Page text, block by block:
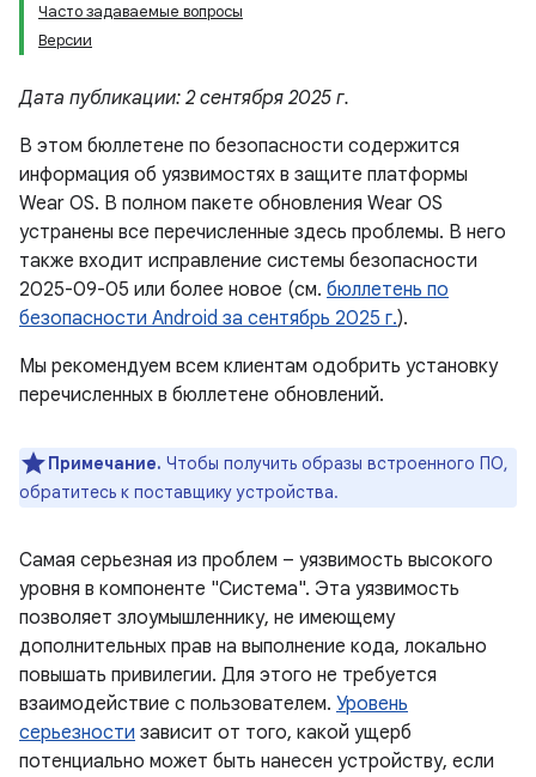
Часто задаваемые вопросы
Версии
Дата публикации: 2 сентября 2025 г.
В этом бюллетене по безопасности содержится
информация об уязвимостях в защите платформы
Wear OS. В полном пакете обновления Wear OS
устранены все перечисленные здесь проблемы. В него
также входит исправление системы безопасности
2025-09-05 или более новое (см. бюллетень по
безопасности Android за сентябрь 2025 г.).
Мы рекомендуем всем клиентам одобрить установку
перечисленных в бюллетене обновлений.
Примечание. Чтобы получить образы встроенного ПО,
обратитесь к поставщику устройства.
Самая серьезная из проблем – уязвимость высокого
уровня в компоненте "Система". Эта уязвимость
позволяет злоумышленнику, не имеющему
дополнительных прав на выполнение кода, локально
повышать привилегии. Для этого не требуется
взаимодействие с пользователем. Уровень
серьезности зависит от того, какой ущерб
потенциально может быть нанесен устройству, если